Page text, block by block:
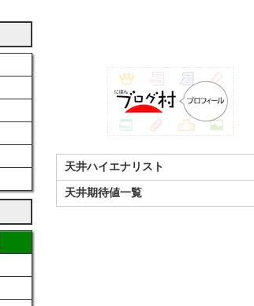
天井ハイエナリスト
天井期待値一覧